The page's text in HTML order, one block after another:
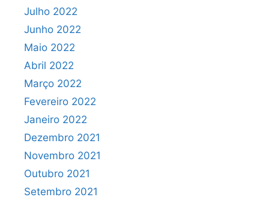
Julho 2022
Junho 2022
Maio 2022
Abril 2022
Março 2022
Fevereiro 2022
Janeiro 2022
Dezembro 2021
Novembro 2021
Outubro 2021
Setembro 2021